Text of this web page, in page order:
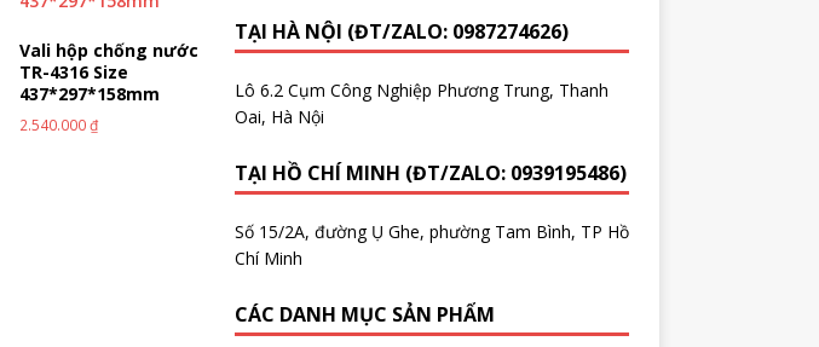
Vali hộp chống nước
TR-4316 Size
437*297*158mm
2.540.000₫
TẠI HÀ NỘI (ĐT/ZALO: 0987274626)
Lô 6.2 Cụm Công Nghiệp Phương Trung, Thanh
Oai, Hà Nội
TẠI HỒ CHÍ MINH (ĐT/ZALO: 0939195486)
Số 15/2A, đường Ụ Ghe, phường Tam Bình, TP Hồ
Chí Minh
CÁC DANH MỤC SẢN PHẨM